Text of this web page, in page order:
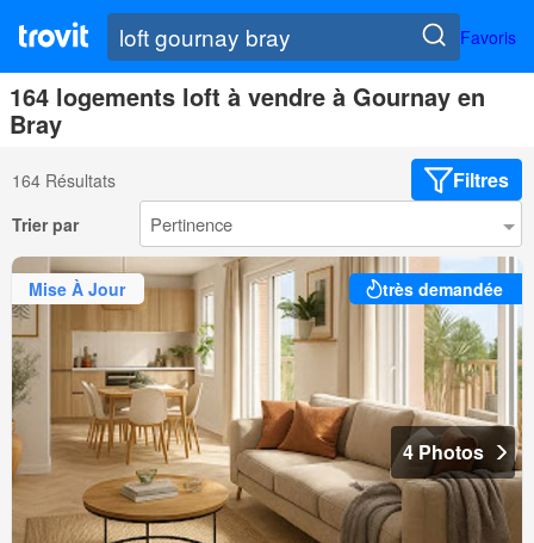
Favoris
164 logements loft à vendre à Gournay en
Bray
164 Résultats Filtres
Trier par
Mise À Jour très demandée
4 Photos